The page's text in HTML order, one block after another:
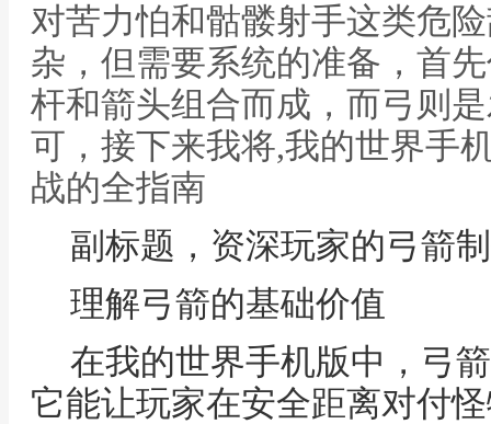
对苦力怕和骷髅射手这类危
杂，但需要系统的准备，首
杆和箭头组合而成，而弓则
可，接下来我将,我的世界手
战的全指南
副标题，资深玩家的弓箭
理解弓箭的基础价值
在我的世界手机版中，弓
它能让玩家在安全距离对付